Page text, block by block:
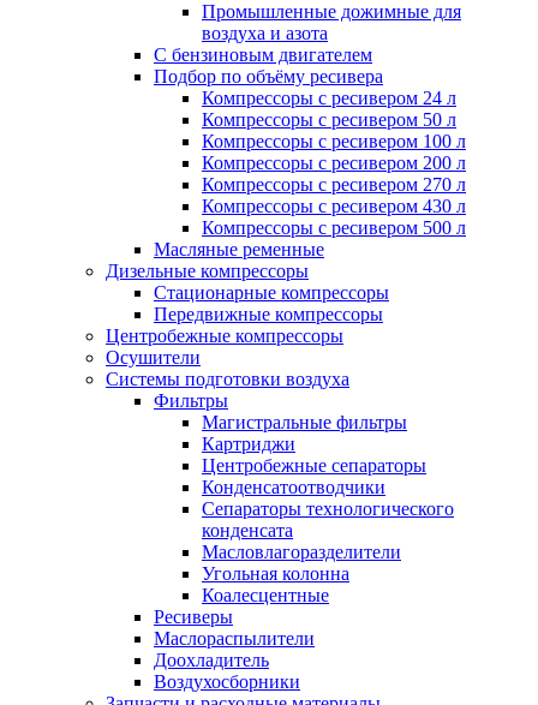
Промышленные дожимные для
воздуха и азота
С бензиновым двигателем
Подбор по объёму ресивера
Компрессоры с ресивером 24 л
Компрессоры с ресивером 50 л
Компрессоры с ресивером 100 л
Компрессоры с ресивером 200 л
Компрессоры с ресивером 270 л
Компрессоры с ресивером 430 л
Компрессоры с ресивером 500 л
Масляные ременные
Дизельные компрессоры
Стационарные компрессоры
Передвижные компрессоры
Центробежные компрессоры
Осушители
Системы подготовки воздуха
Фильтры
Магистральные фильтры
Картриджи
Центробежные сепараторы
Конденсатоотводчики
Сепараторы технологического
конденсата
Масловлагоразделители
Угольная колонна
Коалесцентные
Ресиверы
Маслораспылители
Доохладитель
Воздухосборники